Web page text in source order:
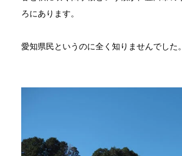
ろにあります。
愛知県民というのに全く知りませんでした。